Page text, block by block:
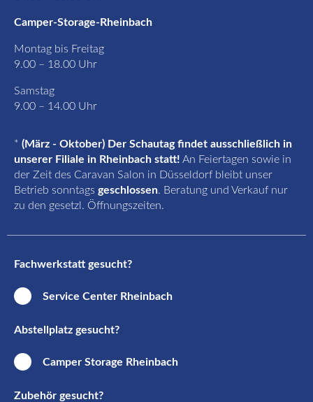
Camper-Storage-Rheinbach
Montag bis Freitag
9.00 – 18.00 Uhr
Samstag
9.00 – 14.00 Uhr
* (März - Oktober) Der Schautag findet ausschließlich in
unserer Filiale in Rheinbach statt! An Feiertagen sowie in
der Zeit des Caravan Salon in Düsseldorf bleibt unser
Betrieb sonntags geschlossen. Beratung und Verkauf nur
zu den gesetzl. Öffnungszeiten.
Fachwerkstatt gesucht?
Service Center Rheinbach
Abstellplatz gesucht?
Camper Storage Rheinbach
Zubehör gesucht?